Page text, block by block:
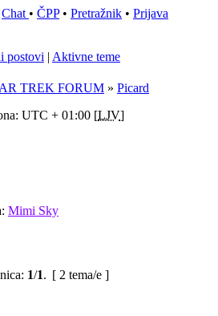
Chat • ČPP• Pretražnik • Prijava
postovi | Aktivne teme
TREK FORUM » Picard
UTC + 01:00 [LJV]
Mimi Sky
1/1. [ 2 tema/e ]